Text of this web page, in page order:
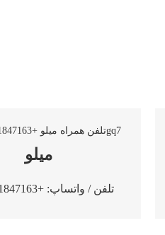
میلو
تلفن / واتساپ: +8613421847163